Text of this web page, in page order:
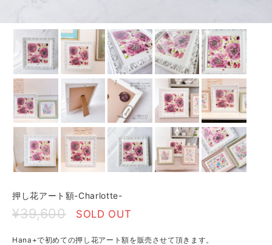
押し花アート額-Charlotte-
¥39,600 SOLD OUT
Hana+で初めての押し花アート額を販売させて頂きます。